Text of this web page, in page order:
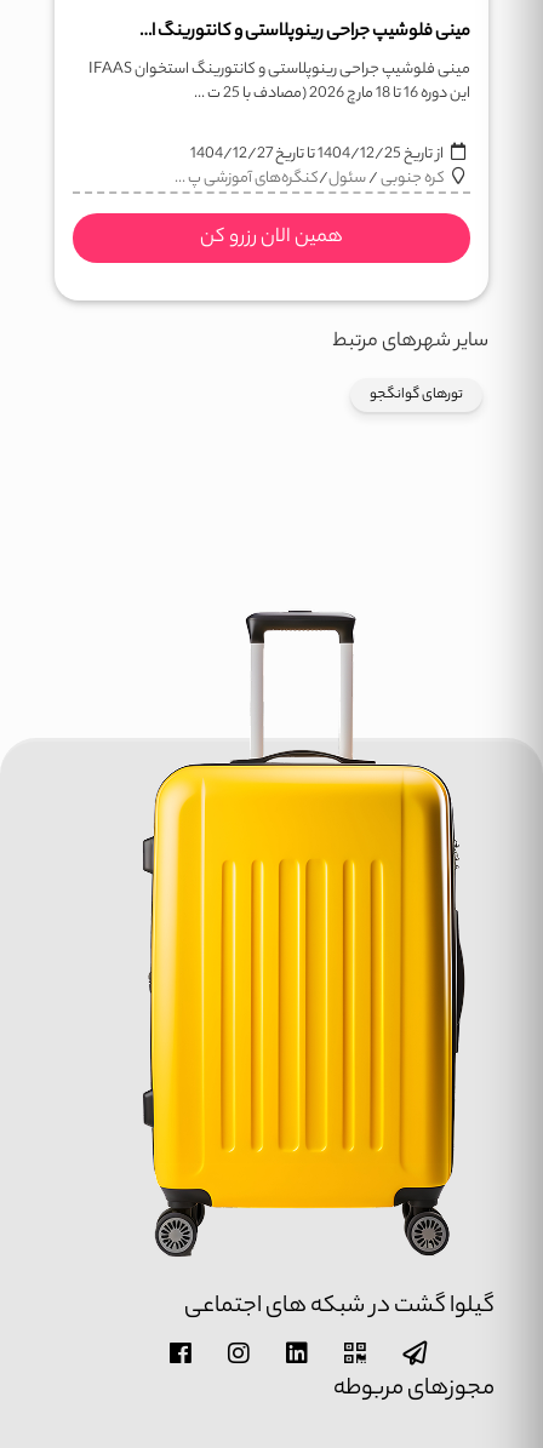
مینی فلوشیپ جراحی رینوپلاستی و کانتورینگ استخوان IFAAS
مینی فلوشیپ جراحی رینوپلاستی و کانتورینگ استخوان IFAAS
این دوره 16 تا 18 مارچ 2026 (مصادف با 25 ت ...
از تاریخ1404/12/25تا تاریخ1404/12/27
کره جنوبی/سئول/کنگره‌های آموزشی پ ...
همین الان رزرو کن
سایر شهرهای مرتبط
تورهای گوانگجو
گیلوا گشت در شبکه های اجتماعی
مجوزهای مربوطه